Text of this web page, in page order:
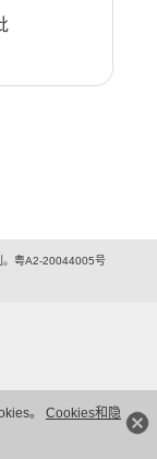
。 Cookies和隐
。粤A2-20044005号